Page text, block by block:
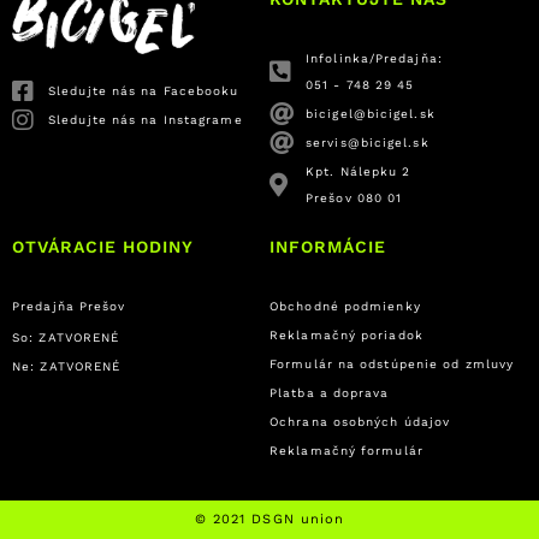
Sledujte nás na Facebooku
Sledujte nás na Instagrame
Infolinka/Predajňa:
051 - 748 29 45
bicigel@bicigel.sk
servis@bicigel.sk
Kpt. Nálepku 2
Prešov 080 01
OTVÁRACIE HODINY
Predajňa Prešov
So: ZATVORENÉ
Ne: ZATVORENÉ
INFORMÁCIE
Obchodné podmienky
Reklamačný poriadok
Formulár na odstúpenie od zmluvy
Platba a doprava
Ochrana osobných údajov
Reklamačný formulár
© 2021 DSGN union